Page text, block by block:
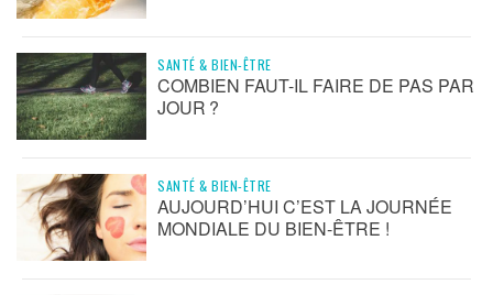
SANTÉ & BIEN-ÊTRE
COMBIEN FAUT-IL FAIRE DE PAS PAR
JOUR ?
SANTÉ & BIEN-ÊTRE
AUJOURD’HUI C’EST LA JOURNÉE
MONDIALE DU BIEN-ÊTRE !